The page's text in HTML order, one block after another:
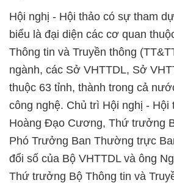
Hội nghị - Hội thảo có sự tham
biểu là đại diện các cơ quan
Thông tin và Truyền thông
ngành, các Sở VHTTDL, Sở
thuộc 63 tỉnh, thành trong cả
công nghệ. Chủ trì Hội nghị - Hội
Hoàng Đạo Cương, Thứ trưởng
Phó Trưởng Ban Thường trực
đổi số của Bộ VHTTDL và ông
Thứ trưởng Bộ Thông tin và